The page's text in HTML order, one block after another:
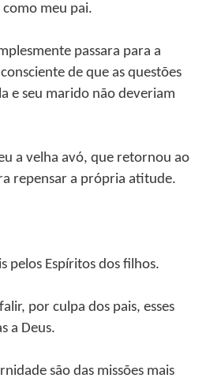
meu pai.
passara para a
de que as questões
e seu marido não deveriam
a velha avó, que retornou ao
repensar a própria atitude.
pelos Espíritos dos filhos.
por culpa dos pais, esses
a Deus.
são das missões mais